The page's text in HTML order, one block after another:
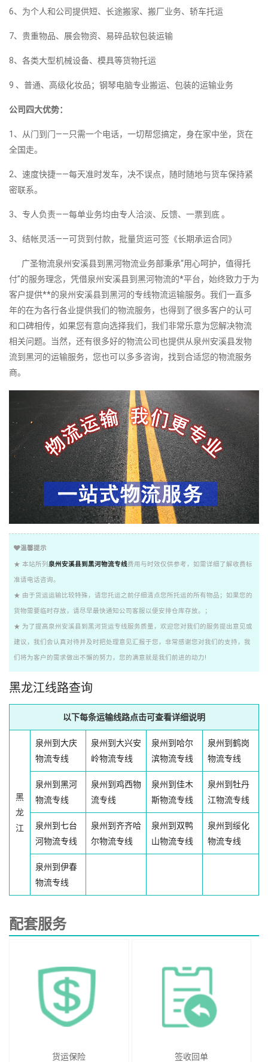
6、为个人和公司提供短、长途搬家、搬厂业务、轿车托运
7、贵重物品、展会物资、易碎品软包装运输
8、各类大型机械设备、模具等货物托运
9 、普通、高级化妆品；钢琴电脑专业搬运、包装的运输业务
公司四大优势：
1、从门到门——只需一个电话，一切帮您搞定，身在家中坐，货在
全国走。
2、速度快捷——每天准时发车，决不误点，随时随地与货车保持紧
密联系。
3、专人负责——每单业务均由专人洽淡、反馈、一票到底 。
3、结帐灵活——可货到付款，批量货运可签《长期承运合同》
广圣物流泉州安溪县到黑河物流业务部秉承“用心呵护，值得托
付”的服务理念，凭借泉州安溪县到黑河物流的*平台，始终致力于为
客户提供**的泉州安溪县到黑河的专线物流运输服务。我们一直多
年的在为各行各业提供我们的物流服务，也得到了很多客户的认可
和口碑相传，如果您有意向选择我们，我们非常乐意为您解决物流
相关问题。当然，还有很多好的物流公司也提供从泉州安溪县发物
流到黑河的运输服务，您也可以多多咨询，找到合适您的物流服务
商。
温馨提示
★ 本站所列 泉州安溪县到黑河物流专线费用与时效仅供参考，如需详细了解收费标
准请电话咨询。
★ 由于货运运输比较特殊，请您托运之前仔细清点您所托运的所有物品；如果您的
货物需要临时存放，请尽早最快通知公司客服以便安排仓库存放。；
★ 为了提高泉州安溪县到黑河货运专线服务质量，欢迎您对我们的服务提出意见或
建议，我们会认真对待并及时把处理意见汇报于您，非常感谢您对我们的支持，我
们将为客户的需求做出不懈的努力，您的满意就是我们前进的动力!
黑龙江线路查询
以下每条运输线路点击可查看详细说明
黑
龙
江
泉州到大庆
物流专线
泉州到大兴安
岭物流专线
泉州到哈尔
滨物流专线
泉州到鹤岗
物流专线
泉州到黑河
物流专线
泉州到鸡西物
流专线
泉州到佳木
斯物流专线
泉州到牡丹
江物流专线
泉州到七台
河物流专线
泉州到齐齐哈
尔物流专线
泉州到双鸭
山物流专线
泉州到绥化
物流专线
泉州到伊春
物流专线
配套服务
货运保险 签收回单